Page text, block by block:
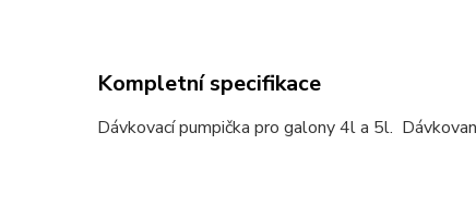
Kompletní specifikace
Dávkovací pumpička pro galony 4l a 5l.